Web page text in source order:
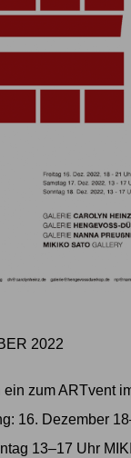
2022
zum ARTvent
16. Dezember
13–17 Uhr